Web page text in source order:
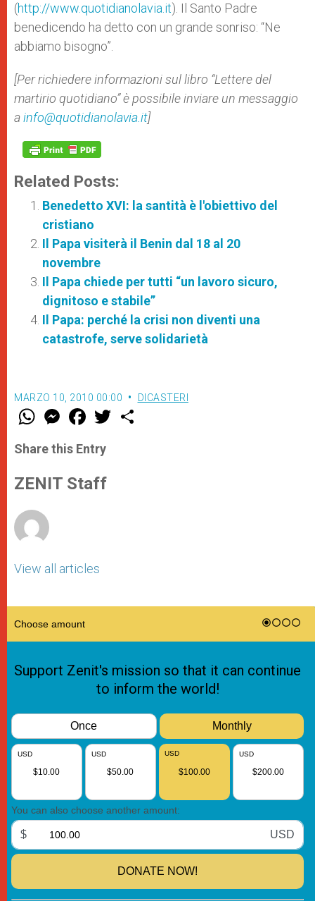
(http://www.quotidianolavia.it). Il Santo Padre
benedicendo ha detto con un grande sonriso: “Ne
abbiamo bisogno”.
[Per richiedere informazioni sul libro “Lettere del
martirio quotidiano” è possibile inviare un messaggio
ainfo@quotidianolavia.it]
Related Posts:
Benedetto XVI: la santità è l'obiettivo del
cristiano
Il Papa visiterà il Benin dal 18 al 20
novembre
Il Papa chiede per tutti “un lavoro sicuro,
dignitoso e stabile”
Il Papa: perché la crisi non diventi una
catastrofe, serve solidarietà
MARZO 10, 2010 00:00 DICASTERI
W
t
s
p
p
M
e
s
e
g
e
F
a
e
b
o
k
w
Share this Entry
ZENIT Staff
View all articles